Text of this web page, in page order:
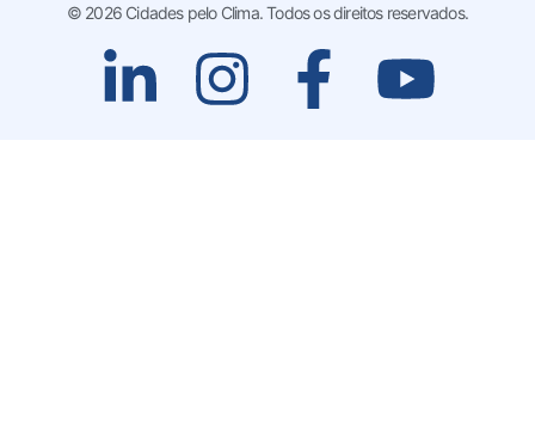
© 2026 Cidades pelo Clima. Todos os direitos reservados.